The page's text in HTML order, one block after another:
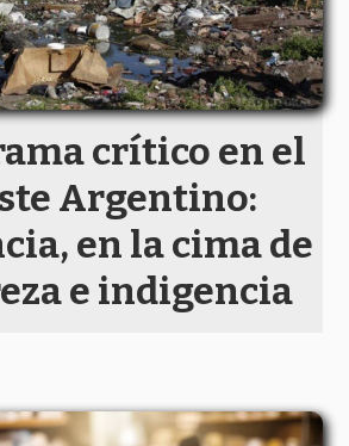
crítico en el
Argentino:
en la cima de
e indigencia